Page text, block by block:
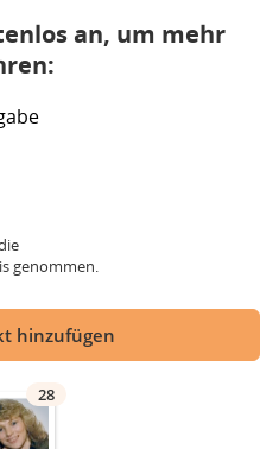
an, um mehr
genommen.
hinzufügen
28